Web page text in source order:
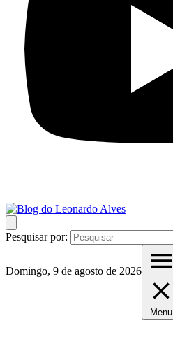
Pesquisar por:
Domingo, 9 de agosto de 2026
Menu